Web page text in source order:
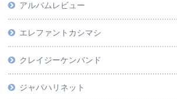
アルバムレビュー
エレファントカシマシ
クレイジーケンバンド
ジャパハリネット